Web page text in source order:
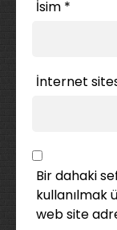
İsim *
İnternet
Bir dahaki
kullanılmak
web site